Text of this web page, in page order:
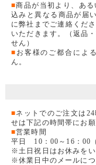
■商品が当初より、あ
込みと異なる商品が届
に弊社までご連絡くだ
いただきます。（返品
せん）
■ お客様のご都合によ
ん。
■ネットでのご注文は
せは下記の時間帯にお願
■営業時間
平日 10：00～16：00
※土日祝日はお休みをい
※休業日中のメールにつ